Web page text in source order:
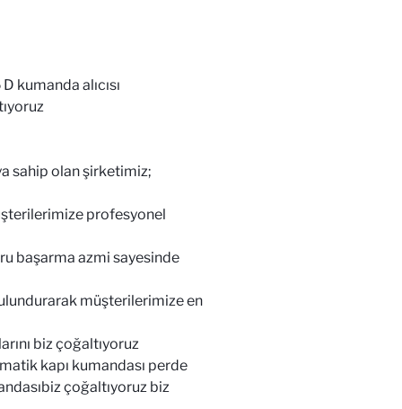
kumanda alıcısı
sahip olan şirketimiz;
profesyonel
başarma azmi sayesinde
müşterilerimize en
biz çoğaltıyoruz
kapı kumandası perde
çoğaltıyoruz biz